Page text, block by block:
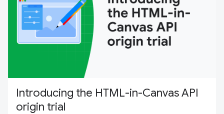
Introducing the HTML-in-Canvas API
origin trial